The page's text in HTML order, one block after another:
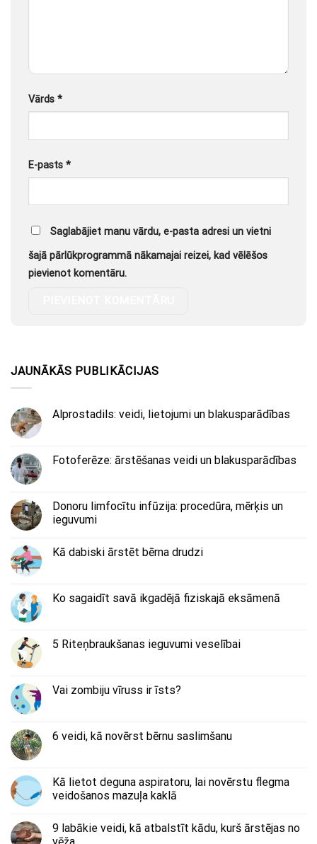
Vārds *
E-pasts *
Saglabājiet manu vārdu, e-pasta adresi un vietni
šajā pārlūkprogrammā nākamajai reizei, kad vēlēšos
pievienot komentāru.
JAUNĀKĀS PUBLIKĀCIJAS
Alprostadils: veidi, lietojumi un blakusparādības
Fotoferēze: ārstēšanas veidi un blakusparādības
Donoru limfocītu infūzija: procedūra, mērķis un
ieguvumi
Kā dabiski ārstēt bērna drudzi
Ko sagaidīt savā ikgadējā fiziskajā eksāmenā
5 Riteņbraukšanas ieguvumi veselībai
Vai zombiju vīruss ir īsts?
6 veidi, kā novērst bērnu saslimšanu
Kā lietot deguna aspiratoru, lai novērstu flegma
veidošanos mazuļa kaklā
9 labākie veidi, kā atbalstīt kādu, kurš ārstējas no